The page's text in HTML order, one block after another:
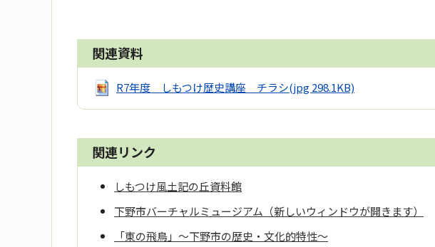
関連資料
R7年度 しもつけ歴史講座 チラシ(jpg 298.1KB)
関連リンク
しもつけ風土記の丘資料館
下野市バーチャルミュージアム（新しいウィンドウが開きます）
「東の飛鳥」～下野市の歴史・文化的特性～